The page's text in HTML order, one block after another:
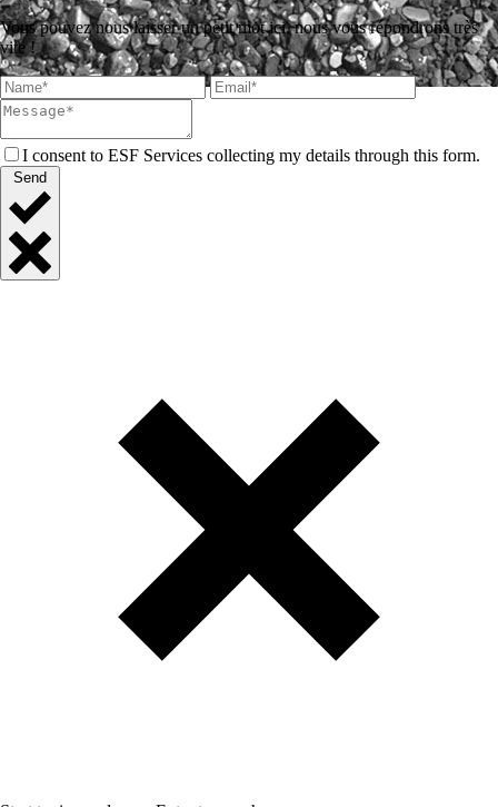
Vous pouvez nous laisser un petit mot ici, nous vous répondrons très
vite !
I consent to ESF Services collecting my details through this form.
Send